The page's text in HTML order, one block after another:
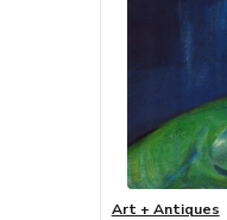
Art + Antiques